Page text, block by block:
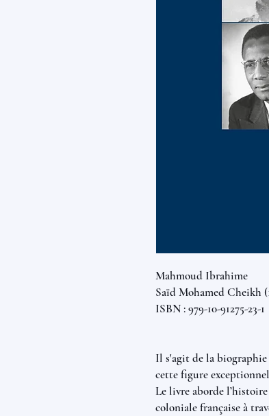
Mahmoud Ibrahime
Saïd Mohamed Cheikh
ISBN : 979-10-91275-23-1
Il s'agit de la
cette figure
Le livre aborde
coloniale française à